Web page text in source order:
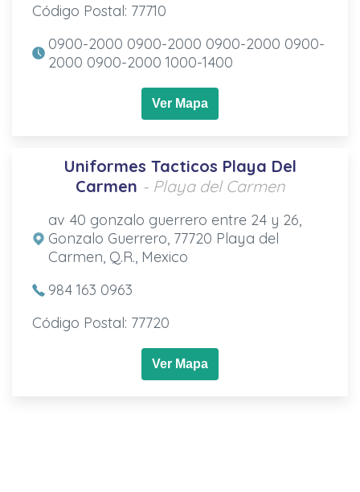
Código Postal: 77710
0900-2000 0900-2000 0900-2000 0900-
2000 0900-2000 1000-1400
Ver Mapa
Uniformes Tacticos Playa Del
Carmen - Playa del Carmen
av 40 gonzalo guerrero entre 24 y 26,
Gonzalo Guerrero, 77720 Playa del
Carmen, Q.R., Mexico
984 163 0963
Código Postal: 77720
Ver Mapa